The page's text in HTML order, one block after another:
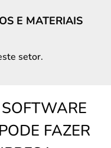
E MATERIAIS
setor.
FAZER